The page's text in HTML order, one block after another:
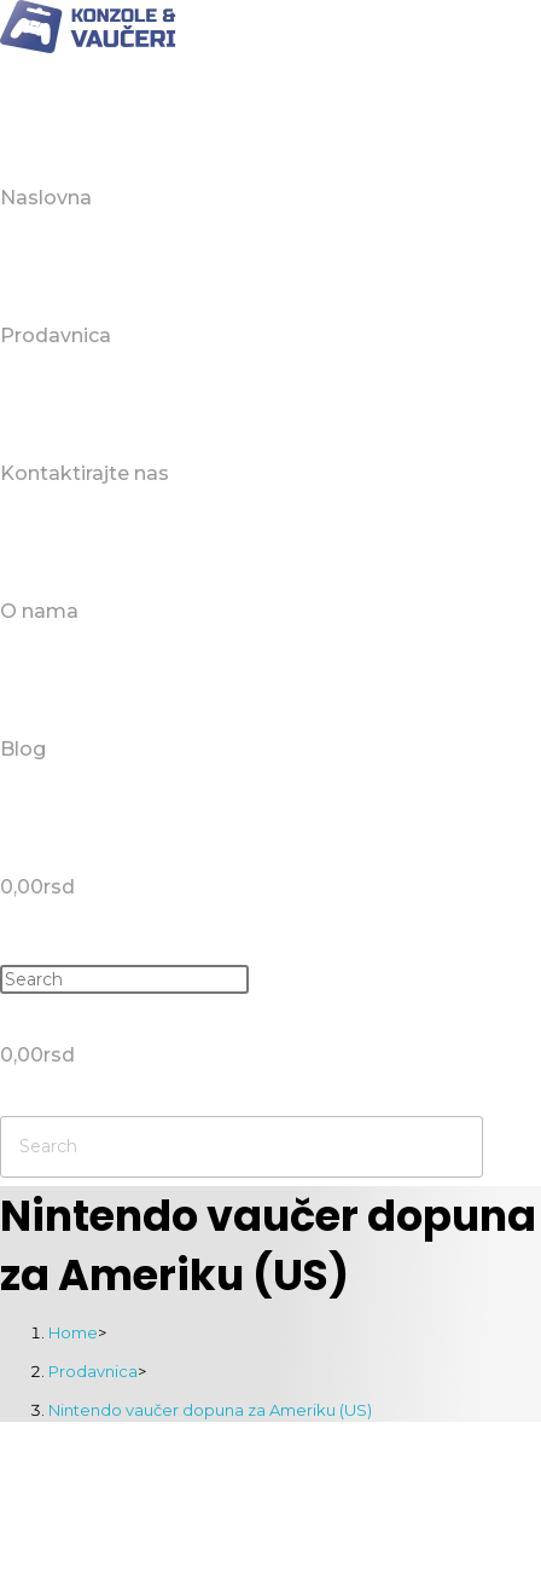
Naslovna
Prodavnica
Kontaktirajte nas
O nama
Blog
0,00rsd
0,00rsd
Nintendo vaučer dopuna
za Ameriku (US)
Home>
Prodavnica>
Nintendo vaučer dopuna za Ameriku (US)